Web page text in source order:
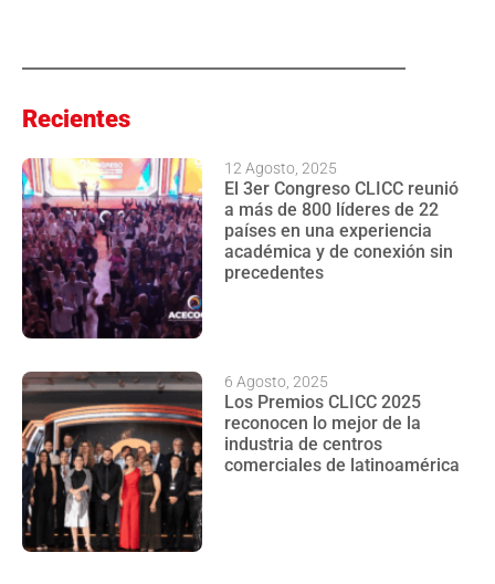
Recientes
El 3er Congreso CLICC reunió
a más de 800 líderes de 22
países en una experiencia
académica y de conexión sin
precedentes
12 Agosto, 2025
Los Premios CLICC 2025
reconocen lo mejor de la
industria de centros
comerciales de latinoamérica
6 Agosto, 2025